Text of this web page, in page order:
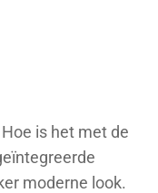
is het met de
moderne look.